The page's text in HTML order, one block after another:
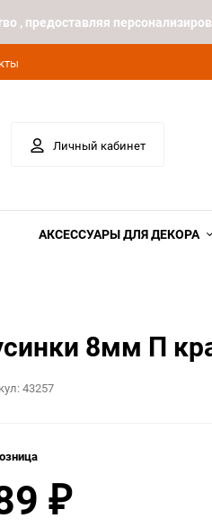
, предоставляя
Личный кабинет
АКСЕССУАРЫ ДЛЯ ДЕКОРА
8мм П
43257
₽